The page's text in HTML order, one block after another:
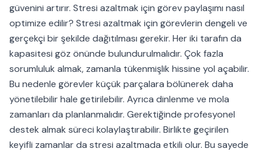
güvenini artırır. Stresi azaltmak için görev paylaşımı nasıl
optimize edilir? Stresi azaltmak için görevlerin dengeli ve
gerçekçi bir şekilde dağıtılması gerekir. Her iki tarafın da
kapasitesi göz önünde bulundurulmalıdır. Çok fazla
sorumluluk almak, zamanla tükenmişlik hissine yol açabilir.
Bu nedenle görevler küçük parçalara bölünerek daha
yönetilebilir hale getirilebilir. Ayrıca dinlenme ve mola
zamanları da planlanmalıdır. Gerektiğinde profesyonel
destek almak süreci kolaylaştırabilir. Birlikte geçirilen
keyifli zamanlar da stresi azaltmada etkili olur. Bu sayede